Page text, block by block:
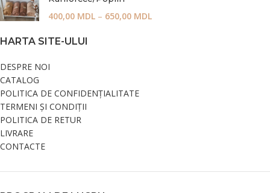
400,00 MDL – 650,00 MDL
HARTA SITE-ULUI
DESPRE NOI
CATALOG
POLITICA DE CONFIDENȚIALITATE
TERMENI ȘI CONDIȚII
POLITICA DE RETUR
LIVRARE
CONTACTE